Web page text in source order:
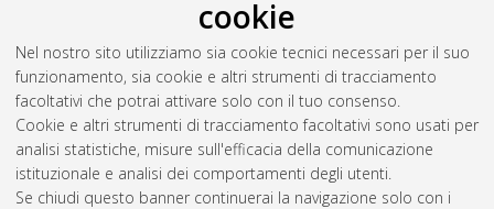
cookie
Nel nostro sito utilizziamo sia cookie tecnici necessari per il suo
funzionamento, sia cookie e altri strumenti di tracciamento
facoltativi che potrai attivare solo con il tuo consenso.
Cookie e altri strumenti di tracciamento facoltativi sono usati per
analisi statistiche, misure sull'efficacia della comunicazione
istituzionale e analisi dei comportamenti degli utenti.
Se chiudi questo banner continuerai la navigazione solo con i
telecomunicazioni [L-DM509] - Cesena
Valmori, Filippo(2013)Misure di rumore flicker e affidabilita
nei dispositivi mosfet di potenza.[Laurea], Università di
Bologna, Corso di Studio in Ingegneria elettronica, informatica
e telecomunicazioni [L-DM270] - Cesena
Questa lista e' stata generata ilFri Aug 7 05:02:13 2026 CEST